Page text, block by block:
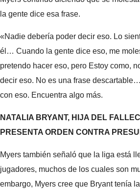
la gente dice esa frase.
«Nadie debería poder decir eso. Lo
él… Cuando la gente dice eso, me
pretendo hacer eso, pero Estoy como,
decir eso. No es una frase
con eso. Encuentra algo más.
NATALIA BRYANT, HIJA DEL
PRESENTA ORDEN CONTRA
Myers también señaló que la liga está
jugadores, muchos de los cuales son
embargo, Myers cree que Bryant tenía